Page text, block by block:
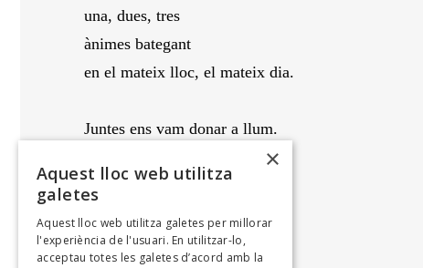
una, dues, tres
ànimes bategant
en el mateix lloc, el mateix dia.
Juntes ens vam donar a llum.
amb tu, soc l'altra.
JOANA ABRINES
Inèdit, 2016
×
Aquest lloc web utilitza
galetes
Aquest lloc web utilitza galetes per millorar
l'experiència de l'usuari. En utilitzar-lo,
acceptau totes les galetes d’acord amb la